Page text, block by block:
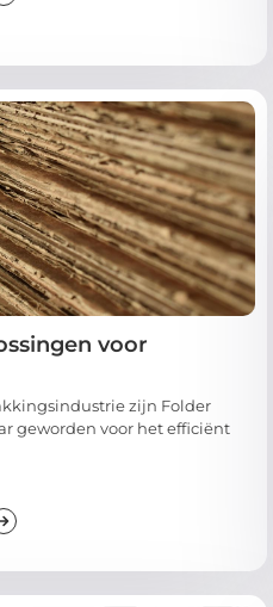
voor
zijn Folder
geworden voor het efficiënt